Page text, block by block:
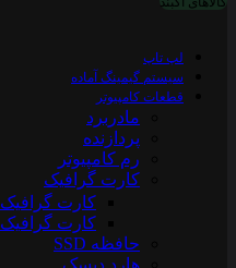
لپ تاپ
سیستم گیمینگ آماده
قطعات کامپیوتر
مادربرد
پردازنده
رم کامپیوتر
کارت گرافیک
کارت گرافیک amd
کارت گرافیک nvidia
حافظه SSD
هارد دیسک